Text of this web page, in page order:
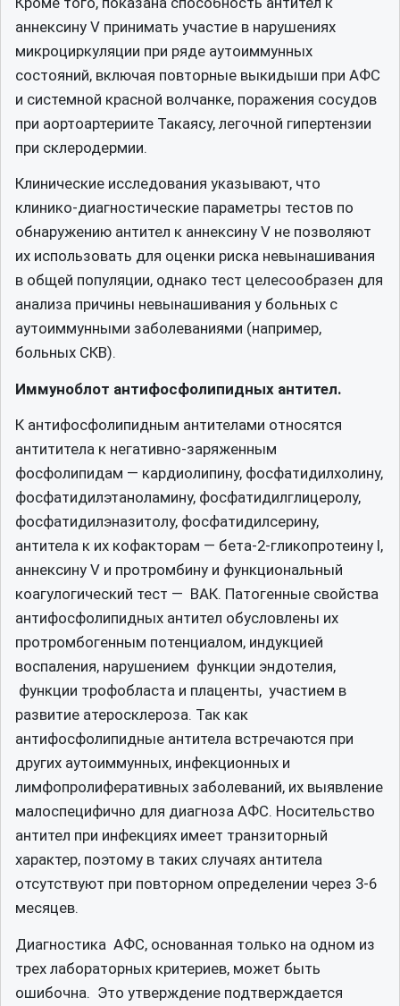
аннексину V принимать участие в нарушениях
микроциркуляции при ряде аутоиммунных
состояний, включая повторные выкидыши при АФС
и системной красной волчанке, поражения сосудов
при аортоартериите Такаясу, легочной гипертензии
при склеродермии.
Клинические исследования указывают, что
клинико-диагностические параметры тестов по
обнаружению антител к аннексину V не позволяют
их использовать для оценки риска невынашивания
в общей популяции, однако тест целесообразен для
анализа причины невынашивания у больных с
аутоиммунными заболеваниями (например,
больных СКВ).
Иммуноблот антифосфолипидных антител.
К антифосфолипидным антителами относятся
антититела к негативно-заряженным
фосфолипидам — кардиолипину, фосфатидилхолину,
фосфатидилэтаноламину, фосфатидилглицеролу,
фосфатидилэназитолу, фосфатидилсерину,
антитела к их кофакторам — бета-2-гликопротеину I,
аннексину V и протромбину и функциональный
коагулогический тест — ВАК. Патогенные свойства
антифосфолипидных антител обусловлены их
протромбогенным потенциалом, индукцией
воспаления, нарушением функции эндотелия,
функции трофобласта и плаценты, участием в
развитие атеросклероза. Так как
антифосфолипидные антитела встречаются при
других аутоиммунных, инфекционных и
лимфопролиферативных заболеваний, их выявление
малоспецифично для диагноза АФС. Носительство
антител при инфекциях имеет транзиторный
характер, поэтому в таких случаях антитела
отсутствуют при повторном определении через 3-6
месяцев.
Диагностика АФС, основанная только на одном из
трех лабораторных критериев, может быть
ошибочна. Это утверждение подтверждается